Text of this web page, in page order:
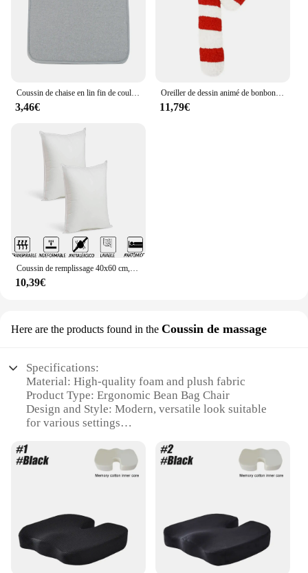
Coussin de chaise en lin fin de couleur unie, coussin simple, non ald, maison, bureau, 1 pièce
3,46€
Oreiller de dessin animé de bonbons de Noël 3D fait à la main, oreiller en peluche, coussins de canapé exquis, décor de salon à la maison
11,79€
Coussin de remplissage 40x60 cm, lot de 2, 4, 6, 8, 10, 12 pièces, pour canapé, chaise, anti-connexion, lit Airways, respirant, non psychologique, fibre creuse anatomique, fabriqué en Espagne
10,39€
Here are the products found in the Coussin de massage
Specifications:
Material: High-quality foam and plush fabric
Product Type: Ergonomic Bean Bag Chair
Design and Style: Modern, versatile look suitable
for various settings
as a cozy workspace addition
Typical Adaptive Scenario: Perfect for home, office,
or outdoor use
Features:
|Wholesale|Vendors|